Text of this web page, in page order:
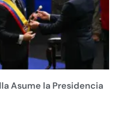
Asume la Presidencia